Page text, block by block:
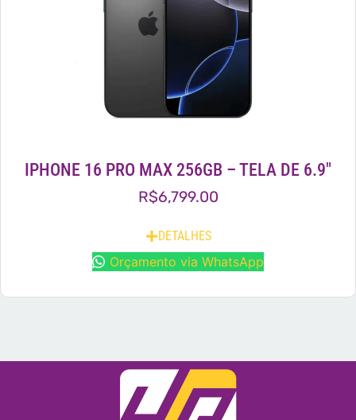
IPHONE 16 PRO MAX 256GB – TELA DE 6.9″
R$6,799.00
DETALHES
Orçamento via WhatsApp